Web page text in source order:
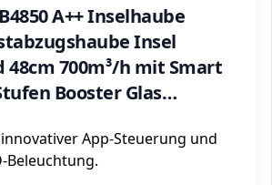
A++ Inselhaube
Insel
48cm 700m³/h mit Smart
Booster Glas
SchwarzApp-Steuerung und
Beleuchtung.